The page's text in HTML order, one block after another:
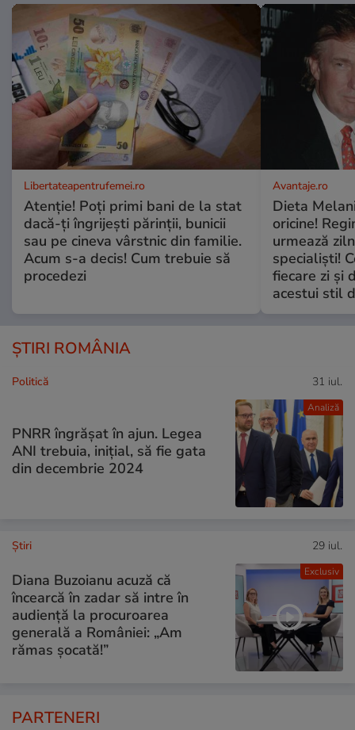
Libertateapentrufemei.ro
Atenție! Poți primi bani de la stat
dacă-ți îngrijești părinții, bunicii
sau pe cineva vârstnic din familie.
Acum s-a decis! Cum trebuie să
procedezi
Avantaje.ro
Dieta
oricine!
urmează
specialiști!
fiecare zi și
acestui stil
ȘTIRI ROMÂNIA
Analiză
Politică 31 iul.
PNRR îngrășat în ajun. Legea
ANI trebuia, inițial, să fie gata
din decembrie 2024
Exclusiv
Ştiri 29 iul.
Diana Buzoianu acuză că
încearcă în zadar să intre în
audiență la procuroarea
generală a României: „Am
rămas șocată!”
PARTENERI